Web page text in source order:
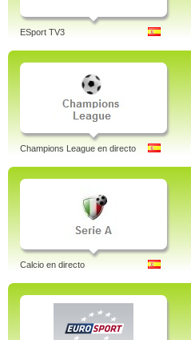
ESport TV3
Champions League en directo
Calcio en directo